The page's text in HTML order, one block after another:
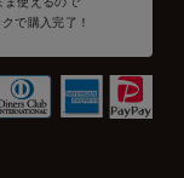
で購入完了！